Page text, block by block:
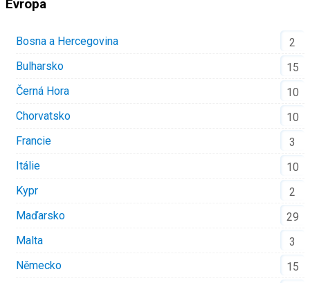
Evropa
Bosna a Hercegovina
2
Bulharsko
15
Černá Hora
10
Chorvatsko
10
Francie
3
Itálie
10
Kypr
2
Maďarsko
29
Malta
3
Německo
15